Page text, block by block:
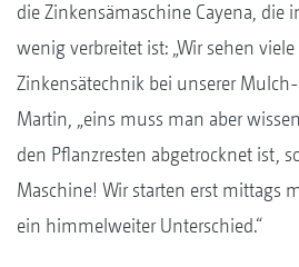
die Zinkensämaschine Cayena, die
wenig verbreitet ist: „Wir sehen
Zinkensätechnik bei unserer Mulch-
Martin, „eins muss man aber
den Pflanzresten abgetrocknet ist,
Maschine! Wir starten erst mittags
ein himmelweiter Unterschied.“